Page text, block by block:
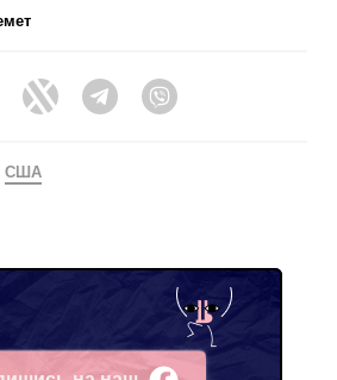
FacebookTwitter Telegram
США